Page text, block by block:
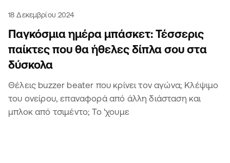
18 Δεκεμβρίου 2024
Παγκόσμια ημέρα μπάσκετ: Τέσσερις
παίκτες που θα ήθελες δίπλα σου στα
δύσκολα
Θέλεις buzzer beater που κρίνει τον αγώνα; Κλέψιμο
του ονείρου, επαναφορά από άλλη διάσταση και
μπλοκ από τσιμέντο; Το 'χουμε